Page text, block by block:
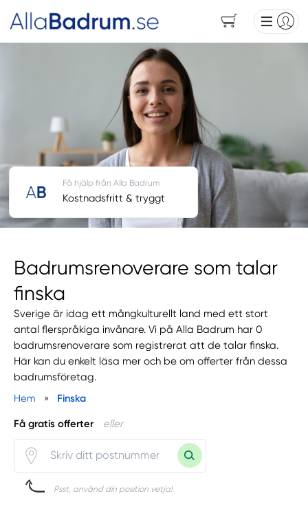
Badrumsrenoverare som talar
finska
Sverige är idag ett mångkulturellt land med ett stort
antal flerspråkiga invånare. Vi på Alla Badrum har 0
badrumsrenoverare som registrerat att de talar finska.
Här kan du enkelt läsa mer och be om offerter från dessa
badrumsföretag.
Hem
» Finska
Få gratis offerter eller
Psst, använd din position vetja!
Få hjälp från Alla Badrum
Kostnadsfritt & tryggt